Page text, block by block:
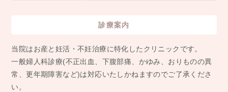
診療案内
当院はお産と妊活・不妊治療に特化したクリニックです。
⼀般婦⼈科診療(不正出⾎、下腹部痛、かゆみ、おりものの異
常、更年期障害など)は対応いたしかねますのでご了承くださ
い。